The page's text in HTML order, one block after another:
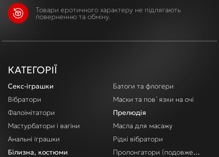
Товари еротичного характеру не підлягають
поверненню та обміну.
КАТЕГОРІЇ
Секс-іграшки
Вібратори
Фалоімітатори
Мастурбатори і вагіни
Анальні іграшки
Білизна, костюми
Батоги та флогери
Маски та пов`язки на очі
Прелюдія
Масла для масажу
Рідкі вібратори
Пролонгатори (подовження